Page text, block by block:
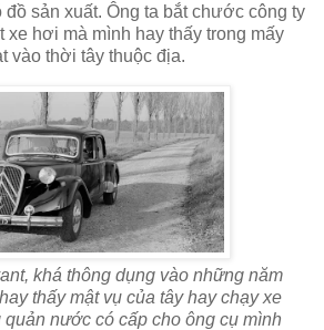
đồ sản xuất. Ông ta bắt chước công ty
xe hơi mà mình hay thấy trong mấy
vào thời tây thuộc địa.
khá thông dụng vào những năm
thấy mật vụ của tây hay chạy xe
nước có cấp cho ông cụ mình